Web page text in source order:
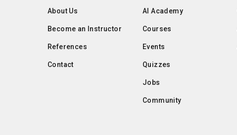
About Us
Become an Instructor
References
Contact
AI Academy
Courses
Events
Quizzes
Jobs
Community